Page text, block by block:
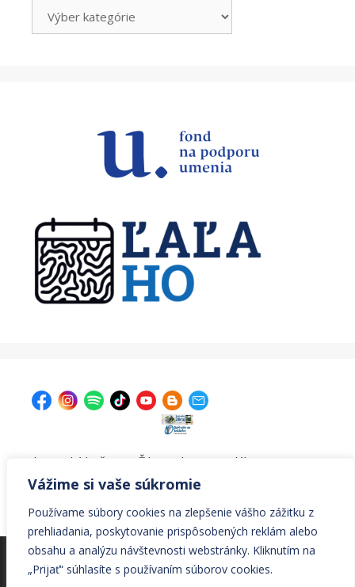
Vážime si vaše súkromie
Používame súbory cookies na zlepšenie vášho zážitku z
prehliadania, poskytovanie prispôsobených reklám alebo
obsahu a analýzu návštevnosti webstránky. Kliknutím na
„Prijať“ súhlasíte s používaním súborov cookies.
| Krajská knižnica v Žiline, Ul. A. Bernoláka 47, 011 77
Žilina |kniznica@krajskakniznicazilina.sk
© Všetky práva vyhradené Krajská knižnica v Žiline